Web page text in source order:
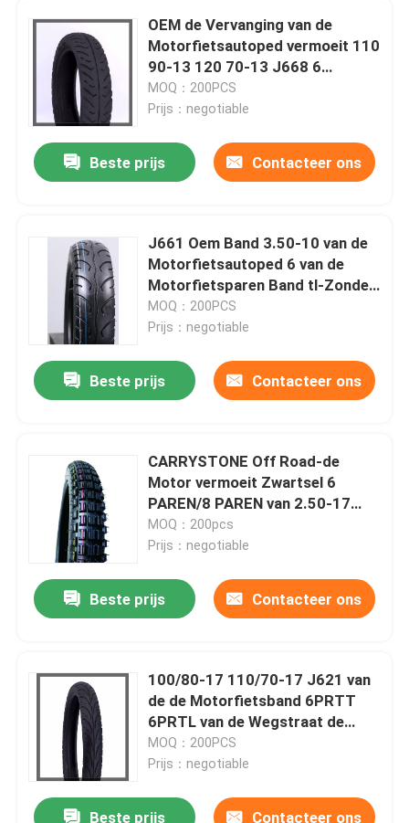
Thuis
Producten
Fabrieksreis
Kwaliteitscontrole
Contacteer ons
Alle Gevallen
De Band van de motorfietsbuis
De Band van de straatmotorfiets
OEM de Vervanging van de
Motorfietsautoped vermoeit 110
90-13 120 70-13 J668 6
PARENoff road Gekniesde
Banden
MOQ：200PCS
Prijs：negotiable
Beste prijs Contacteer ons
J661 Oem Band 3.50-10 van de
Motorfietsautoped 6 van de
Motorfietsparen Band tl-Zonder
binnenband
MOQ：200PCS
Prijs：negotiable
Beste prijs Contacteer ons
CARRYSTONE Off Road-de
Motor vermoeit Zwartsel 6
PAREN/8 PAREN van 2.50-17
2.75-17 J861 TT OEM
MOQ：200pcs
Prijs：negotiable
Beste prijs Contacteer ons
100/80-17 110/70-17 J621 van
de de Motorfietsband 6PRTT
6PRTL van de Wegstraat de
Buisband 43L
MOQ：200PCS
Prijs：negotiable
Beste prijs Contacteer ons